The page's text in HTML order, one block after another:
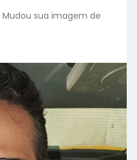
Mudou sua imagem de